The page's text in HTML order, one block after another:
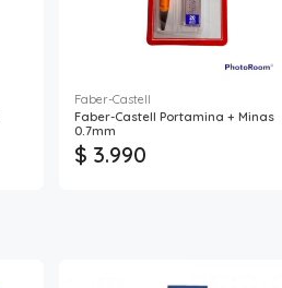
Faber-Castell
Faber-Castell Portamina + Minas
0.7mm
$ 3.990